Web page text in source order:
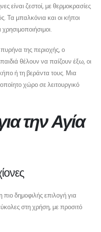
είναι ζεστοί, με θερμοκρασίες
Τα μπαλκόνια και οι κήποι
πυρήνα της περιοχής, ο
θέλουν να παίζουν έξω, οι
ή τη βεράντα τους. Μια
χώρο σε λειτουργικό
την Αγία
πιο δημοφιλής επιλογή για
στη χρήση, με προσιτό